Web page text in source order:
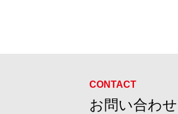
お問い合わせ